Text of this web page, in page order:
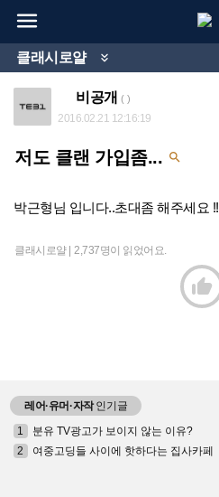

클래시로얄 
비공개 ( )
2016.02.21 12:16:19
저도 클랜 가입좀... 
박근형님 입니다..초대좀 해주세요 !!
클래시로얄 | 2,737명이 읽었어요.

레어·유머·자작인기글
1
분유 TV광고가 보이지 않는 이유?
2 여중고딩들 사이에 핫하다는 집사카페